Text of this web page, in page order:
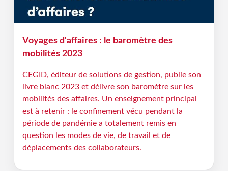
Voyages d'affaires : le baromètre des
mobilités 2023
CEGID, éditeur de solutions de gestion, publie son
livre blanc 2023 et délivre son baromètre sur les
mobilités des affaires. Un enseignement principal
est à retenir : le confinement vécu pendant la
période de pandémie a totalement remis en
question les modes de vie, de travail et de
déplacements des collaborateurs.